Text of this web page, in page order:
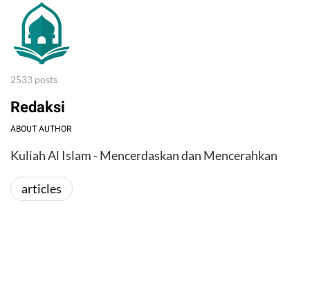
2533 posts
Redaksi
ABOUT AUTHOR
Kuliah Al Islam - Mencerdaskan dan Mencerahkan
articles